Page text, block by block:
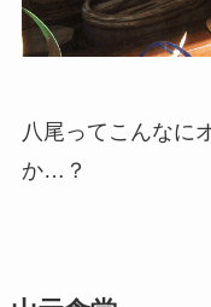
八尾ってこんなに
か…？